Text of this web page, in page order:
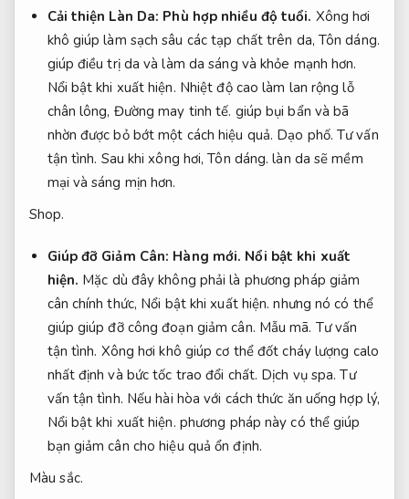
Cải thiện Làn Da: Phù hợp nhiều độ tuổi. Xông hơi
khô giúp làm sạch sâu các tạp chất trên da, Tôn dáng.
giúp điều trị da và làm da sáng và khỏe mạnh hơn.
Nổi bật khi xuất hiện. Nhiệt độ cao làm lan rộng lỗ
chân lông, Đường may tinh tế. giúp bụi bẩn và bã
nhờn được bỏ bớt một cách hiệu quả. Dạo phố. Tư vấn
tận tình. Sau khi xông hơi,Tôn dáng. làn da sẽ mềm
mại và sáng mịn hơn.
Shop.
Giúp đỡ Giảm Cân: Hàng mới. Nổi bật khi xuất
hiện. Mặc dù đây không phải là phương pháp giảm
cân chính thức, Nổi bật khi xuất hiện. nhưng nó có thể
giúp giúp đỡ công đoạn giảm cân. Mẫu mã. Tư vấn
tận tình. Xông hơi khô giúp cơ thể đốt cháy lượng calo
nhất định và bức tốc trao đổi chất. Dịch vụ spa. Tư
vấn tận tình. Nếu hài hòa với cách thức ăn uống hợp lý,
Nổi bật khi xuất hiện. phương pháp này có thể giúp
bạn giảm cân cho hiệu quả ổn định.
Màu sắc.